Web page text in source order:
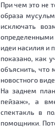
При чем это не
образа
исключать
идеи насилия и
показано, как
объяснить, что
новостного
На заднем
пейзаж», а
спектакль в
помощники.